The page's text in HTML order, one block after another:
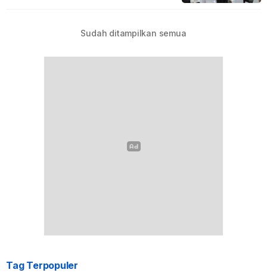
Sudah ditampilkan semua
Tag Terpopuler